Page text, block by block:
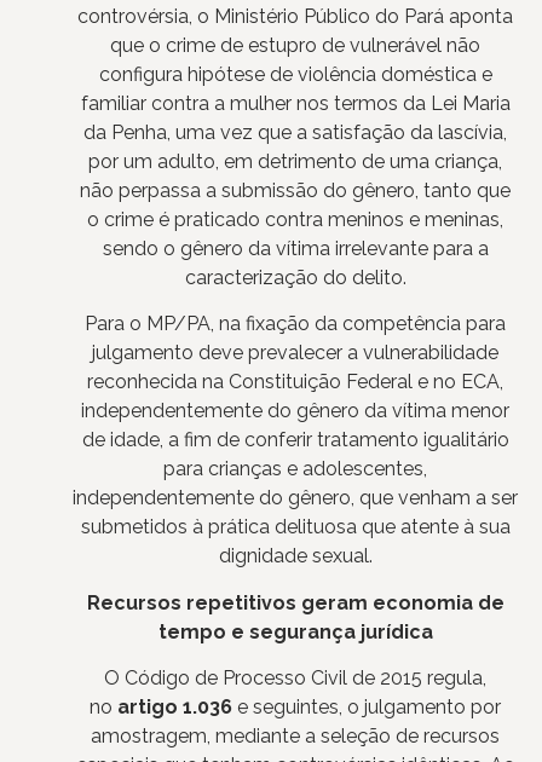
controvérsia, o Ministério Público do Pará aponta
que o crime de estupro de vulnerável não
configura hipótese de violência doméstica e
familiar contra a mulher nos termos da Lei Maria
da Penha, uma vez que a satisfação da lascívia,
por um adulto, em detrimento de uma criança,
não perpassa a submissão do gênero, tanto que
o crime é praticado contra meninos e meninas,
sendo o gênero da vítima irrelevante para a
caracterização do delito.
Para o MP/PA, na fixação da competência para
julgamento deve prevalecer a vulnerabilidade
reconhecida na Constituição Federal e no ECA,
independentemente do gênero da vítima menor
de idade, a fim de conferir tratamento igualitário
para crianças e adolescentes,
independentemente do gênero, que venham a ser
submetidos à prática delituosa que atente à sua
dignidade sexual.
Recursos repetitivos geram economia de
tempo e segurança jurídica
O Código de Processo Civil de 2015 regula,
no artigo 1.036 e seguintes, o julgamento por
amostragem, mediante a seleção de recursos